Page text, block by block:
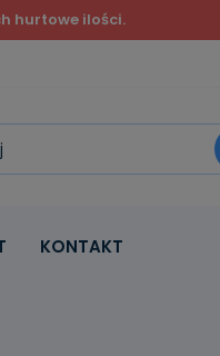
hurtowe ilości.
KONTAKT